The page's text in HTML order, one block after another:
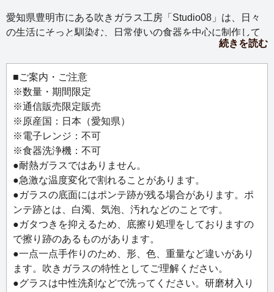
愛知県豊明市にある吹きガラス工房「Studio08」は、日々
の生活にそっと馴染む、日常使いの食器を中心に制作して
毎日のお茶やお酒を楽しむ時間をちょっと贅沢な気分にし
てくれる、グラスたち。
カラフルな模様が施されたグラスには、色の美しいお茶を
組み合わせて楽しむのもおすすめです。
続きを読む
■ご案内・ご注意
※数量・期間限定
※通信販売限定販売
※原産国：日本（愛知県）
※電子レンジ：不可
※食器洗浄機：不可
●耐熱ガラスではありません。
●急激な温度変化で割れることがあります。
●ガラスの底面にはポンテ跡が残る場合があります。ポ
ンテ跡とは、白濁、気泡、汚れなどのことです。
●ガタつきを抑えるため、底擦り処理をしておりますの
で擦り跡のあるものがあります。
●一点一点手作りのため、形、色、重量など違いがあり
ます。吹きガラスの特性としてご理解ください。
●グラスは中性洗剤などで洗ってください。研磨材入り